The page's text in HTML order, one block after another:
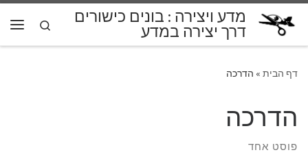
דלג לתוכן מדע ויצירה : בונים כישורים
דרך יצירה במדע
Search
דף הבית » הדרכה
הדרכה
פוסט אחד